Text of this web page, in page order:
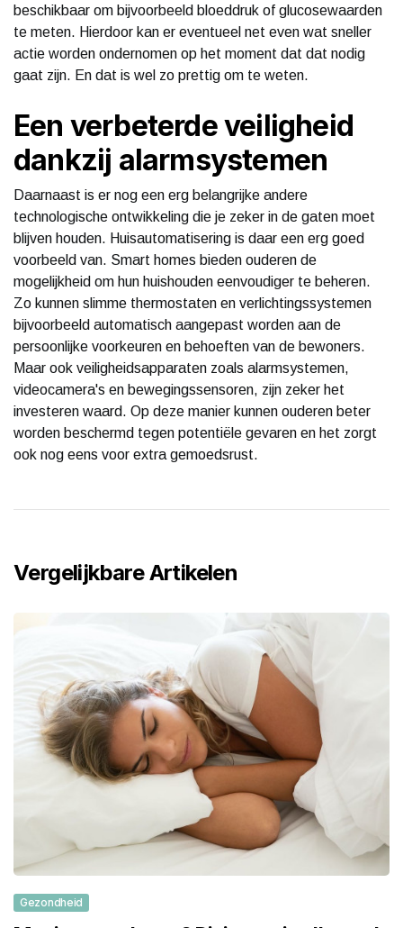
beschikbaar om bijvoorbeeld bloeddruk of glucosewaarden
te meten. Hierdoor kan er eventueel net even wat sneller
actie worden ondernomen op het moment dat dat nodig
gaat zijn. En dat is wel zo prettig om te weten.
Een verbeterde veiligheid
dankzij alarmsystemen
Daarnaast is er nog een erg belangrijke andere
technologische ontwikkeling die je zeker in de gaten moet
blijven houden. Huisautomatisering is daar een erg goed
voorbeeld van. Smart homes bieden ouderen de
mogelijkheid om hun huishouden eenvoudiger te beheren.
Zo kunnen slimme thermostaten en verlichtingssystemen
bijvoorbeeld automatisch aangepast worden aan de
persoonlijke voorkeuren en behoeften van de bewoners.
Maar ook veiligheidsapparaten zoals alarmsystemen,
videocamera's en bewegingssensoren, zijn zeker het
investeren waard. Op deze manier kunnen ouderen beter
worden beschermd tegen potentiële gevaren en het zorgt
ook nog eens voor extra gemoedsrust.
Vergelijkbare Artikelen
Gezondheid